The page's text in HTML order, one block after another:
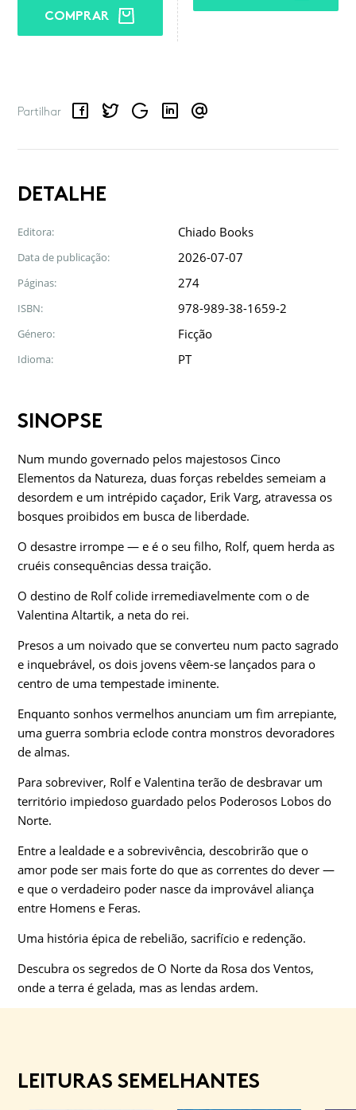
COMPRAR
Partilhar
FacebookTwitterGoogle LinkedInEmail
DETALHE
Editora: Chiado Books
Data de publicação: 2026-07-07
Páginas: 274
ISBN: 978-989-38-1659-2
Género: Ficção
Idioma: PT
SINOPSE
Num mundo governado pelos majestosos Cinco
Elementos da Natureza, duas forças rebeldes semeiam a
desordem e um intrépido caçador, Erik Varg, atravessa os
bosques proibidos em busca de liberdade.
O desastre irrompe — e é o seu filho, Rolf, quem herda as
cruéis consequências dessa traição.
O destino de Rolf colide irremediavelmente com o de
Valentina Altartik, a neta do rei.
Presos a um noivado que se converteu num pacto sagrado
e inquebrável, os dois jovens vêem-se lançados para o
centro de uma tempestade iminente.
Enquanto sonhos vermelhos anunciam um fim arrepiante,
uma guerra sombria eclode contra monstros devoradores
de almas.
Para sobreviver, Rolf e Valentina terão de desbravar um
território impiedoso guardado pelos Poderosos Lobos do
Norte.
Entre a lealdade e a sobrevivência, descobrirão que o
amor pode ser mais forte do que as correntes do dever —
e que o verdadeiro poder nasce da improvável aliança
entre Homens e Feras.
Uma história épica de rebelião, sacrifício e redenção.
Descubra os segredos de O Norte da Rosa dos Ventos,
onde a terra é gelada, mas as lendas ardem.
LEITURAS SEMELHANTES